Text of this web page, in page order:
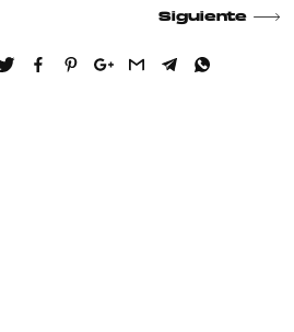
Siguiente